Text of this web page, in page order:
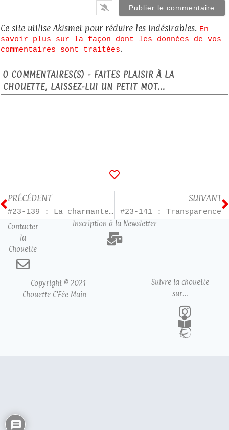
Ce site utilise Akismet pour réduire les indésirables. En
savoir plus sur la façon dont les données de vos
commentaires sont traitées.
0 COMMENTAIRES(S) - FAITES PLAISIR À LA
CHOUETTE, LAISSEZ-LUI UN PETIT MOT...
PRÉCÉDENT
#23-139 : La charmante librairie des jours heureux – T3
SUIVANT
#23-141 : Transparence
Contacter
la
Chouette
Inscription à la Newsletter
Copyright © 2021
Chouette C’Fée Main
Suivre la chouette
sur…